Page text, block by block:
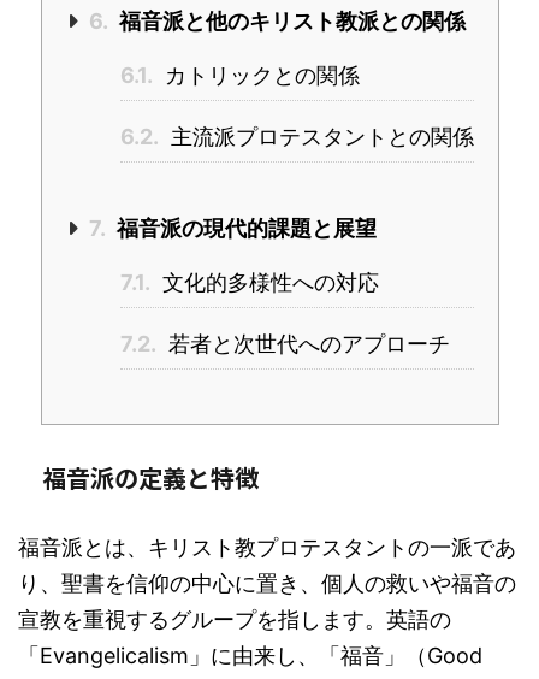
6. 福音派と他のキリスト教派との関係
6.1. カトリックとの関係
6.2. 主流派プロテスタントとの関係
7. 福音派の現代的課題と展望
7.1. 文化的多様性への対応
7.2. 若者と次世代へのアプローチ
福音派の定義と特徴
福音派とは、キリスト教プロテスタントの一派であ
り、聖書を信仰の中心に置き、個人の救いや福音の
宣教を重視するグループを指します。英語の
「Evangelicalism」に由来し、「福音」（Good